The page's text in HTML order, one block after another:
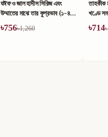
যঈফ ও জাল হাদীস সিরিজ এবং
উম্মাতের মাঝে তার কুপ্রভাব (১-৪)
৳756৳1,260
তাহকীক
খণ্ডে
৳714৳